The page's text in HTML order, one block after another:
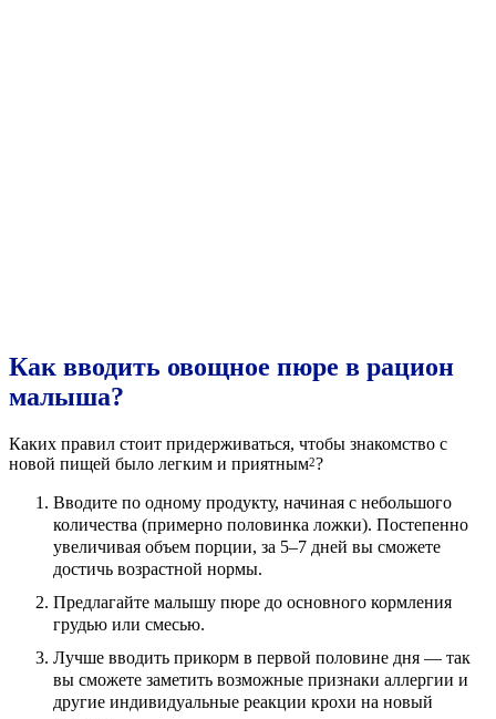
Как вводить овощное пюре в рацион
малыша?
Каких правил стоит придерживаться, чтобы знакомство с
новой пищей было легким и приятным2?
Вводите по одному продукту, начиная с небольшого
количества (примерно половинка ложки). Постепенно
увеличивая объем порции, за 5–7 дней вы сможете
достичь возрастной нормы.
Предлагайте малышу пюре до основного кормления
грудью или смесью.
Лучше вводить прикорм в первой половине дня — так
вы сможете заметить возможные признаки аллергии и
другие индивидуальные реакции крохи на новый